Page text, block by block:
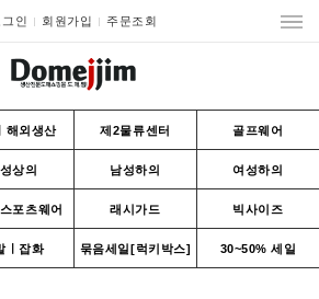
그인 회원가입 주문조회
해외생산 제2물류센터 골프웨어
상의 남성하의 여성하의
포츠웨어 래시가드 빅사이즈
ㅣ잡화 묶음세일[럭키박스] 30~50% 세일